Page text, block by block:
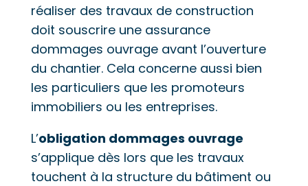
réaliser des travaux de construction
doit souscrire une assurance
dommages ouvrage avant l’ouverture
du chantier. Cela concerne aussi bien
les particuliers que les promoteurs
immobiliers ou les entreprises.
L’obligation dommages ouvrage
s’applique dès lors que les travaux
touchent à la structure du bâtiment ou